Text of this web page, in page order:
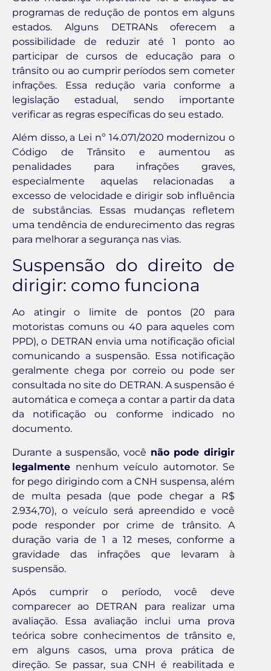
programas de redução de pontos em alguns
estados. Alguns DETRANs oferecem a
possibilidade de reduzir até 1 ponto ao
participar de cursos de educação para o
trânsito ou ao cumprir períodos sem cometer
infrações. Essa redução varia conforme a
legislação estadual, sendo importante
verificar as regras específicas do seu estado.
Além disso, a Lei nº 14.071/2020 modernizou o
Código de Trânsito e aumentou as
penalidades para infrações graves,
especialmente aquelas relacionadas a
excesso de velocidade e dirigir sob influência
de substâncias. Essas mudanças refletem
uma tendência de endurecimento das regras
para melhorar a segurança nas vias.
Suspensão do direito de
dirigir: como funciona
Ao atingir o limite de pontos (20 para
motoristas comuns ou 40 para aqueles com
PPD), o DETRAN envia uma notificação oficial
comunicando a suspensão. Essa notificação
geralmente chega por correio ou pode ser
consultada no site do DETRAN. A suspensão é
automática e começa a contar a partir da data
da notificação ou conforme indicado no
documento.
Durante a suspensão, você não pode dirigir
legalmente nenhum veículo automotor. Se
for pego dirigindo com a CNH suspensa, além
de multa pesada (que pode chegar a R$
2.934,70), o veículo será apreendido e você
pode responder por crime de trânsito. A
duração varia de 1 a 12 meses, conforme a
gravidade das infrações que levaram à
suspensão.
Após cumprir o período, você deve
comparecer ao DETRAN para realizar uma
avaliação. Essa avaliação inclui uma prova
teórica sobre conhecimentos de trânsito e,
em alguns casos, uma prova prática de
direção. Se passar, sua CNH é reabilitada e